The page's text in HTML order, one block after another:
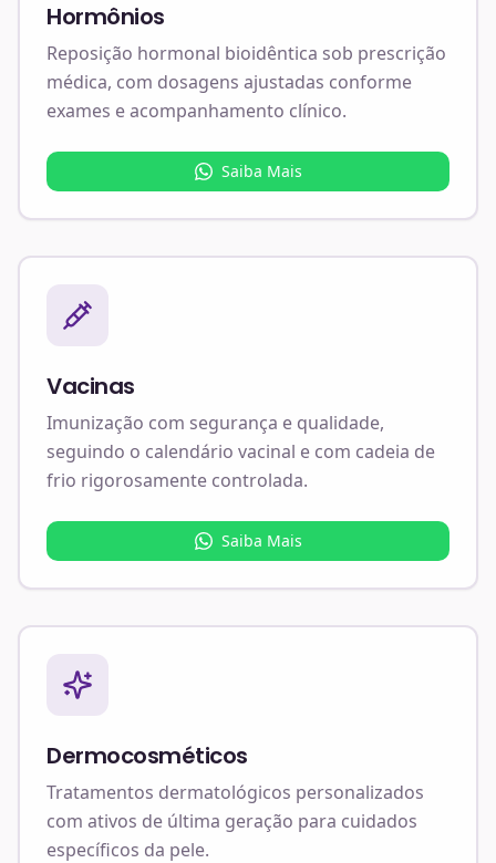
Hormônios
Reposição hormonal bioidêntica sob prescrição
médica, com dosagens ajustadas conforme
exames e acompanhamento clínico.
Saiba Mais
Vacinas
Imunização com segurança e qualidade,
seguindo o calendário vacinal e com cadeia de
frio rigorosamente controlada.
Saiba Mais
Dermocosméticos
Tratamentos dermatológicos personalizados
com ativos de última geração para cuidados
específicos da pele.